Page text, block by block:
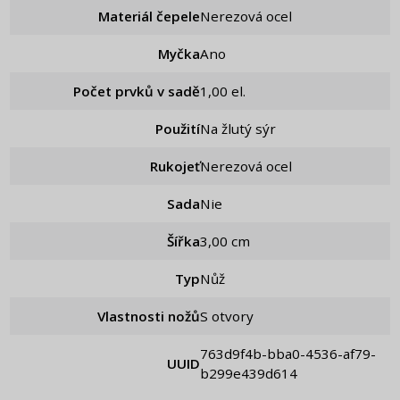
Materiál čepele Nerezová ocel
Myčka Ano
Počet prvků v sadě 1,00 el.
Použití Na žlutý sýr
Rukojeť Nerezová ocel
Sada nie
Šířka 3,00 cm
Typ Nůž
Vlastnosti nožů S otvory
UUID
763d9f4b-bba0-4536-af79-
b299e439d614